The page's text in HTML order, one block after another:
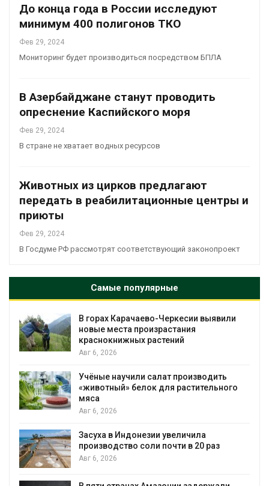
До конца года в России исследуют
минимум 400 полигонов ТКО
Фев 29, 2024
Мониторинг будет производиться посредством БПЛА
В Азербайджане станут проводить
опреснение Каспийского моря
Фев 29, 2024
В стране не хватает водных ресурсов
Животных из цирков предлагают
передать в реабилитационные центры и
приюты
Фев 29, 2024
В Госдуме РФ рассмотрят соответствующий законопроект
Самые популярные
В горах Карачаево-Черкесии выявили
новые места произрастания
краснокнижных растений
Авг 6, 2026
Учёные научили салат производить
«животный» белок для растительного
мяса
Авг 6, 2026
Засуха в Индонезии увеличила
производство соли почти в 20 раз
Авг 6, 2026